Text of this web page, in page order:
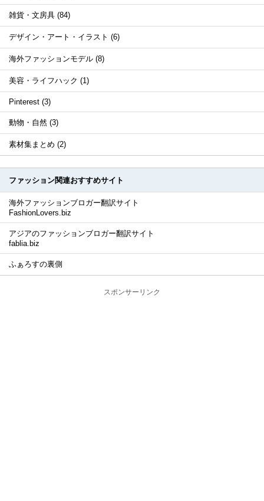
雑貨・文房具 (84)
デザイン・アート・イラスト (6)
海外ファッションモデル (8)
美容・ライフハック (1)
Pinterest (3)
動物・自然 (3)
素材集まとめ (2)
ファッション関連おすすめサイト
海外ファッションブロガー翻訳サイト
FashionLovers.biz
アジアのファッションブロガー翻訳サイト
fablia.biz
ふぁろすの裏側
スポンサーリンク